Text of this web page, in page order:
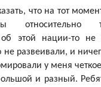
что на тот
относительно
об этой нации-то
не развеивали, и
у меня
и разный.